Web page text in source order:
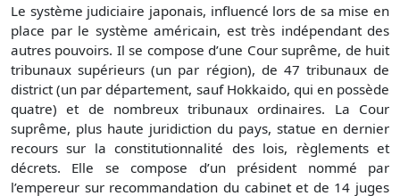
Le système judiciaire japonais, influencé lors de sa mise en
place par le système américain, est très indépendant des
autres pouvoirs. Il se compose d’une Cour suprême, de huit
tribunaux supérieurs (un par région), de 47 tribunaux de
district (un par département, sauf Hokkaido, qui en possède
quatre) et de nombreux tribunaux ordinaires. La Cour
suprême, plus haute juridiction du pays, statue en dernier
recours sur la constitutionnalité des lois, règlements et
décrets. Elle se compose d’un président nommé par
l’empereur sur recommandation du cabinet et de 14 juges